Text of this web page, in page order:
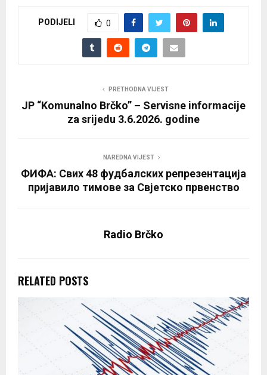
PODIJELI 0
PRETHODNA VIJEST
JP “Komunalno Brčko” – Servisne informacije
za srijedu 3.6.2026. godine
NAREDNA VIJEST
ФИФА: Свих 48 фудбалских репрезентација
пријавило тимове за Свјетско првенство
Radio Brčko
RELATED POSTS